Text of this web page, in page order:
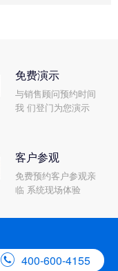
免费演示
与销售顾问预约时间
我 们登门为您演示
客户参观
免费预约客户参观亲
临 系统现场体验
 400-600-4155